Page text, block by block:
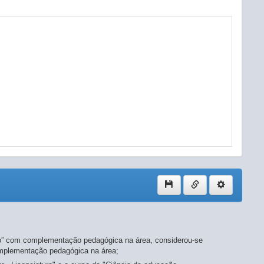
com complementação pedagógica na área, considerou-se
pedagógica na área;